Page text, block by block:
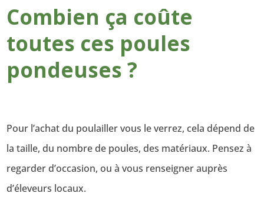
Combien ça coûte
toutes ces poules
pondeuses ?
Pour l’achat du poulailler vous le verrez, cela dépend de
la taille, du nombre de poules, des matériaux. Pensez à
regarder d’occasion, ou à vous renseigner auprès
d’éleveurs locaux.